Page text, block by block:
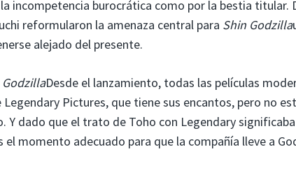
incompetencia burocrática como por la bestia titular.
reformularon la amenaza central para Shin Godzilla
alejado del presente.
Desde el lanzamiento, todas las películas
Legendary Pictures, que tiene sus encantos, pero no
Y dado que el trato de Toho con Legendary
el momento adecuado para que la compañía lleve a